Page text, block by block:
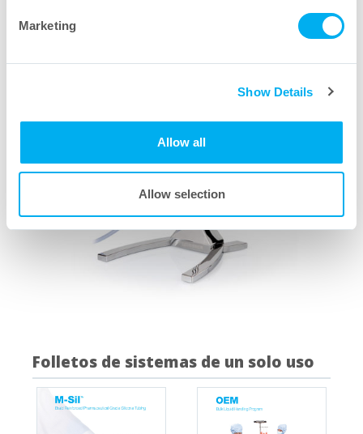
Marketing
Show Details
Allow all
Allow selection
Folletos de sistemas de un solo uso